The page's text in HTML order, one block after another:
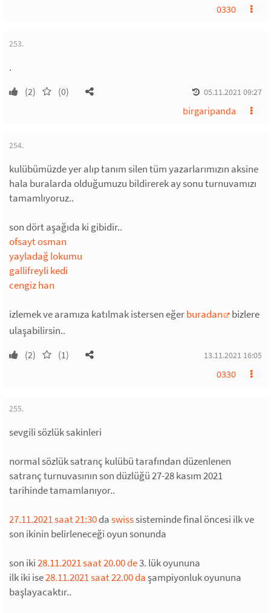
0330
253.
.
(2) (0) 05.11.2021 09:27
birgaripanda
254.
kulübümüzde yer alıp tanım silen tüm yazarlarımızın aksine
hala buralarda olduğumuzu bildirerek ay sonu turnuvamızı
tamamlıyoruz..
son dört aşağıda ki gibidir..
ofsayt osman
yayladağ lokumu
gallifreyli kedi
cengiz han
izlemek ve aramıza katılmak istersen eğerburadan
bizlere
ulaşabilirsin..
(2) (1) 13.11.2021 16:05
0330
255.
sevgili sözlük sakinleri
normal sözlük satranç kulübü tarafından düzenlenen
satranç turnuvasının son düzlüğü 27-28 kasım 2021
tarihinde tamamlanıyor..
27.11.2021 saat 21:30daswisssisteminde final öncesi ilk ve
son ikinin belirleneceği oyun sonunda
son iki28.11.2021 saat 20.00 de3. lük oyununa
ilk iki ise28.11.2021 saat 22.00 daşampiyonluk oyununa
başlayacaktır..